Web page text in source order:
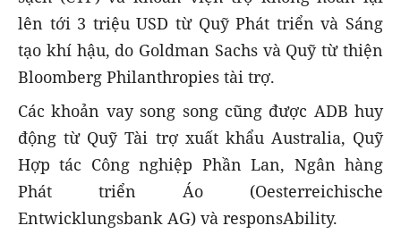
lên tới 3 triệu USD từ Quỹ Phát triển và Sáng
tạo khí hậu, do Goldman Sachs và Quỹ từ thiện
Bloomberg Philanthropies tài trợ.
Các khoản vay song song cũng được ADB huy
động từ Quỹ Tài trợ xuất khẩu Australia, Quỹ
Hợp tác Công nghiệp Phần Lan, Ngân hàng
Phát triển Áo (Oesterreichische
Entwicklungsbank AG) và responsAbility.